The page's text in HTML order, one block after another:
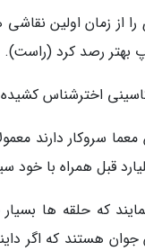
کشیده و در سال 1676
معما سروکار دارند
قبل همراه با
که حلقه ها
جوان هستند که اگر